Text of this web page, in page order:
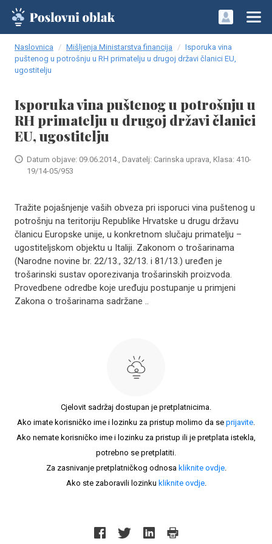
Naslovnica Mišljenja Ministarstva financija
Isporuka vina
puštenog u potrošnju u RH primatelju u drugoj državi članici EU,
ugostitelju
Isporuka vina puštenog u potrošnju u
RH primatelju u drugoj državi članici
EU, ugostitelju
Datum objave: 09.06.2014., Davatelj: Carinska uprava, Klasa: 410-
19/14-05/953
Tražite pojašnjenje vaših obveza pri isporuci vina puštenog u
potrošnju na teritoriju Republike Hrvatske u drugu državu
članicu Europske unije, u konkretnom slučaju primatelju –
ugostiteljskom objektu u Italiji. Zakonom o trošarinama
(Narodne novine br. 22/13., 32/13. i 81/13.) uređen je
trošarinski sustav oporezivanja trošarinskih proizvoda.
Provedbene odredbe koje uređuju postupanje u primjeni
Zakona o trošarinama sadržane ..
Cjelovit sadržaj dostupan je pretplatnicima.
Ako imate korisničko ime i lozinku za pristup molimo da se prijavite.
Ako nemate korisničko ime i lozinku za pristup ili je pretplata istekla,
potrebno se pretplatiti.
Za zasnivanje pretplatničkog odnosa kliknite ovdje.
Ako ste zaboravili lozinku kliknite ovdje.